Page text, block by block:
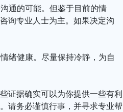
通的可能。但鉴于目前的情
询专业人士为主。如果决定沟
绪健康。尽量保持冷静，为自
证据确实可以为你提供一些有利
请务必谨慎行事，并寻求专业帮